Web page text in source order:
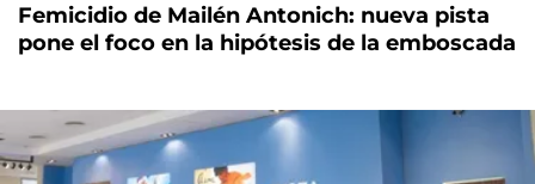
Femicidio de Mailén Antonich: nueva pista
pone el foco en la hipótesis de la emboscada